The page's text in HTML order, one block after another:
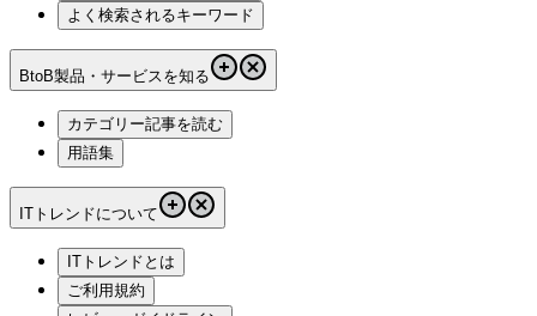
よく検索されるキーワード
BtoB製品・サービスを知る
カテゴリー記事を読む
用語集
ITトレンドについて
ITトレンドとは
ご利用規約